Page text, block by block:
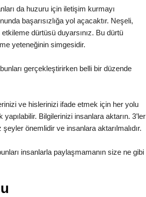
da huzuru için iletişim kurmayı
başarısızlığa yol açacaktır. Neşeli,
dürtüsü duyarsınız. Bu dürtü
yeteneğinin simgesidir.
gerçekleştirirken belli bir düzende
ve hislerinizi ifade etmek için her yolu
Bilgilerinizi insanlara aktarın. 3’ler
önemlidir ve insanlara aktarılmalıdır.
insanlarla paylaşmamanın size ne gibi